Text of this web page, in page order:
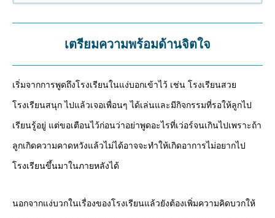
เตรียมความพร้อมด้านจิตใจ
เริ่มจากการพูดถึงโรงเรียนในแง่บอกเข้าไว้ เช่น โรงเรียนสวย
โรงเรียนสนุก ไปแล้วเจอเพื่อนๆ ได้เล่นและมีกิจกรรมที่รอให้ลูกไป
เรียนรู้อยู่ แต่ขอเตือนไว้ก่อนว่าอย่าพูดอะไรที่เว่อร์จนเกินไปเพราะถ้า
ลูกเกิดความคาดหวังแล้วไม่ได้อาจจะทำให้เกิดอาการไม่อยากไป
โรงเรียนขึ้นมาในภายหลังได้
นอกจากแง่บวกในเรื่องของโรงเรียนแล้วยังต้องเพิ่มความคิดบวกให้